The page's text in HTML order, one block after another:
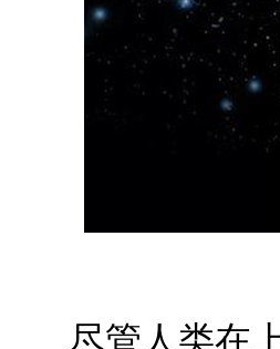
尽管人类在